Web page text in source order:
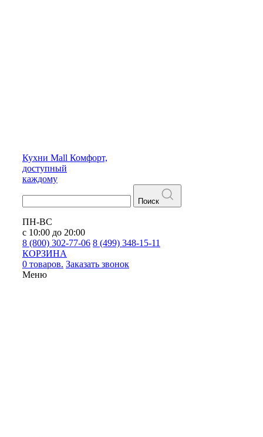
Кухни Mall Комфорт,
доступный
каждому
Поиск
ПН-ВС
с 10:00 до 20:00
8 (800) 302-77-06 8 (499) 348-15-11
КОРЗИНА
0 товаров. Заказать звонок
Меню